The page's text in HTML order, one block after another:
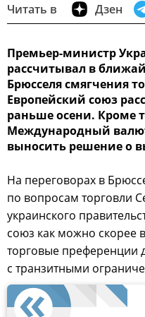
Читать в Дзен
Премьер-министр
рассчитывал в
Брюсселя смягчения
Европейский союз
раньше осени. Кроме
Международный
выносить решение о
На переговорах в
по вопросам торговли
украинского
союз как можно скорее
торговые преференции
с транзитными